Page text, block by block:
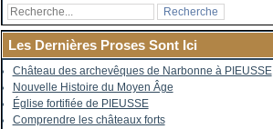
Les Dernières Proses Sont Ici
Château des archevêques de Narbonne à PIEUSSE
Nouvelle Histoire du Moyen Âge
Église fortifiée de PIEUSSE
Comprendre les châteaux forts